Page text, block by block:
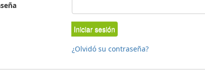
Iniciar sesión
¿Olvidó su contraseña?